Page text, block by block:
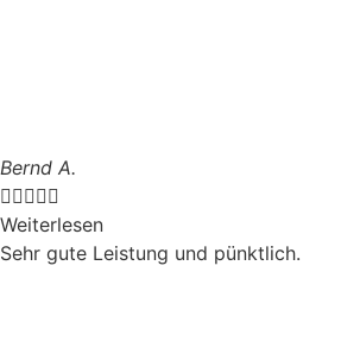
Bernd A.

Weiterlesen
Sehr gute Leistung und pünktlich.